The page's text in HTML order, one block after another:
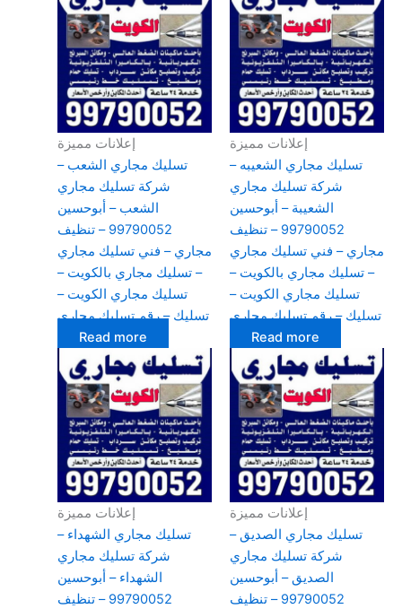
إعلانات مميزة
تسليك مجاري الشعب –
شركة تسليك مجاري
الشعب – أبوحسين
99790052 – تنظيف
مجاري – فني تسليك مجاري
– تسليك مجاري بالكويت –
تسليك مجاري الكويت –
تسليك – رقم تسليك مجاري
Read more
إعلانات مميزة
تسليك مجاري الشعيبه –
شركة تسليك مجاري
الشعيبة – أبوحسين
99790052 – تنظيف
مجاري – فني تسليك مجاري
– تسليك مجاري بالكويت –
تسليك مجاري الكويت –
تسليك – رقم تسليك مجاري
Read more
إعلانات مميزة
تسليك مجاري الشهداء –
شركة تسليك مجاري
الشهداء – أبوحسين
99790052 – تنظيف
إعلانات مميزة
تسليك مجاري الصديق –
شركة تسليك مجاري
الصديق – أبوحسين
99790052 – تنظيف